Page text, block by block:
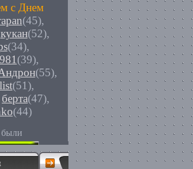
с Днем
(45),
кукан(52),
(34),
(39),
(55),
(51),
берта(47),
(44)
были